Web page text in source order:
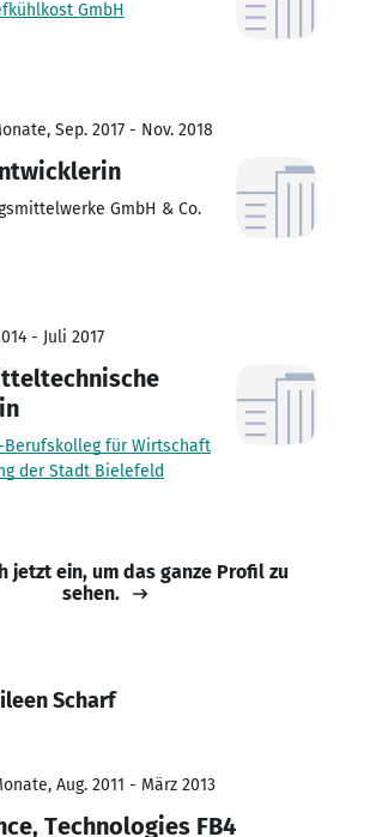
GmbH
Sep. 2017 - Nov. 2018
GmbH & Co.
- Juli 2017
Berufskolleg für Wirtschaft
der Stadt Bielefeld
jetzt ein, um das ganze Profil zu
sehen.
Scharf
Aug. 2011 - März 2013
Technologies FB4